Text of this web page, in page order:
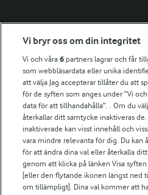
Fler Arlasajter
För ägare
Arlas kundportal
Arla.com
Falbygdens Ost
Arla webbshop
Bildbank
Vi bryr oss om din integritet
Vi och våra6 partners lagrar och får
som webbläsardata eller unika
att välja Jag accepterar tillåter du att
för de syften som anges under ”Vi
data för att tillhandahålla”. . Om du
återkallar ditt samtycke inaktiveras
inaktiverade kan visst innehåll och
vara mindre relevanta för dig. Du
för att ändra dina val eller återkalla
genom att klicka på länken Visa
[eller den flytande ikonen längst ned
om tillämpligt]. Dina val kommer att